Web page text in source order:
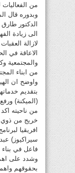
من الفعاليات
وبدوره قال
الدكتور
الى زيادة
لازالة
الاعاقة في
والمجتمعية
من ابناء
واوضح ان
بتقديم
(الميكنة)
من ناحيته
خريج من ذوي
افريقيا
سيراكيوز)
فاعل في بناء
وشدد على
بحقوقهم